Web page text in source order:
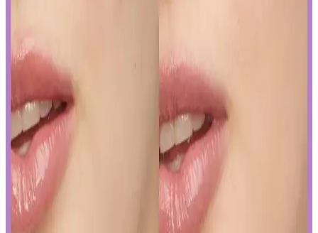
Seçimi ve Uygulama Yöntemleri
Gözaltı kapatıcısı seçimi ve uygulama teknikleriyle doğal görünüm
yakalamak için hafif ürünler ve doğru uygulama yöntemleri
önemlidir. İnce katmanlar ve uygun tonlar ile göz altlarınızda doğal
parlaklık sağlayabilirsiniz.
Ağız Bakımı ve Hijyenin Temel Unsurları: Günlük
Diş Temizliği ve Koruyucu Ürünler
Diş macunu ve diş fırçası, ağız hijyeninin temel taşlarıdır. Florür
içeren ürünler dişleri güçlendirir, düzenli kullanım sağlıklı gülüşler
sağlar.